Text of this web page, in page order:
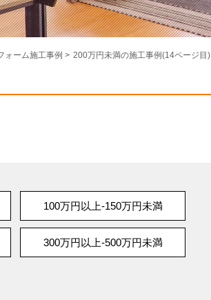
ォーム施工事例 > 200万円未満の施工事例(14ページ目)
100万円以上-150万円未満
300万円以上-500万円未満